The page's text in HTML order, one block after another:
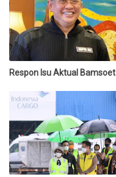
Respon Isu Aktual Bamsoet